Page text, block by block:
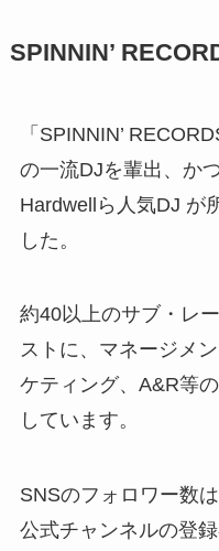
SPINNIN’
「SPINNIN’
の一流DJを輩出、か
Hardwellら人気DJ が
した。
約40以上のサブ・レ
ストに、マネージメ
ケティング、A&R等
しています。
SNSのフォロワー数
公式チャンネルの登